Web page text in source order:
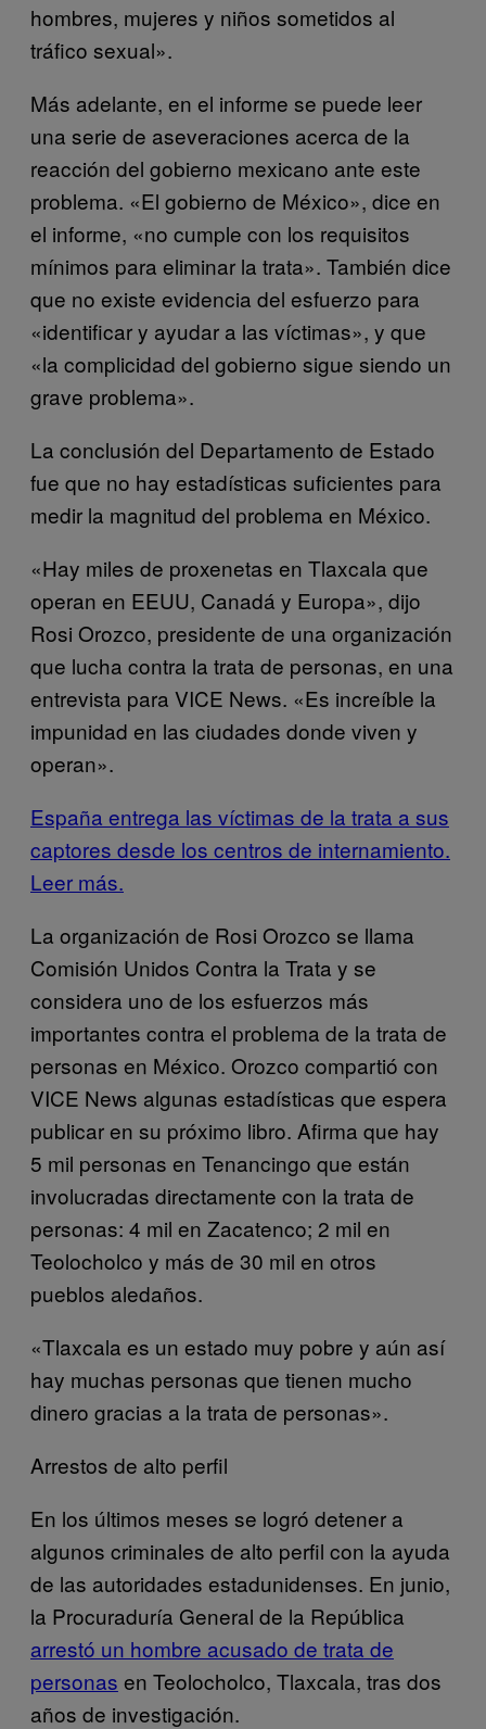
hombres, mujeres y niños sometidos al
tráfico sexual».
Más adelante, en el informe se puede leer
una serie de aseveraciones acerca de la
reacción del gobierno mexicano ante este
problema. «El gobierno de México», dice en
el informe, «no cumple con los requisitos
mínimos para eliminar la trata». También dice
que no existe evidencia del esfuerzo para
«identificar y ayudar a las víctimas», y que
«la complicidad del gobierno sigue siendo un
grave problema».
La conclusión del Departamento de Estado
fue que no hay estadísticas suficientes para
medir la magnitud del problema en México.
«Hay miles de proxenetas en Tlaxcala que
operan en EEUU, Canadá y Europa», dijo
Rosi Orozco, presidente de una organización
que lucha contra la trata de personas, en una
entrevista para VICE News. «Es increíble la
impunidad en las ciudades donde viven y
operan».
España entrega las víctimas de la trata a sus
captores desde los centros de internamiento.
Leer más.
La organización de Rosi Orozco se llama
Comisión Unidos Contra la Trata y se
considera uno de los esfuerzos más
importantes contra el problema de la trata de
personas en México. Orozco compartió con
VICE News algunas estadísticas que espera
publicar en su próximo libro. Afirma que hay
5 mil personas en Tenancingo que están
involucradas directamente con la trata de
personas: 4 mil en Zacatenco; 2 mil en
Teolocholco y más de 30 mil en otros
pueblos aledaños.
«Tlaxcala es un estado muy pobre y aún así
hay muchas personas que tienen mucho
dinero gracias a la trata de personas».
Arrestos de alto perfil
En los últimos meses se logró detener a
algunos criminales de alto perfil con la ayuda
de las autoridades estadunidenses. En junio,
la Procuraduría General de la República
arrestó un hombre acusado de trata de
personas en Teolocholco, Tlaxcala, tras dos
años de investigación.